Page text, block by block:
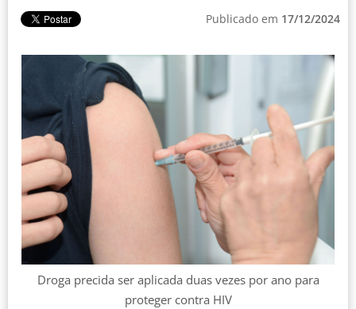
Publicado em 17/12/2024
Droga precida ser aplicada duas vezes por ano para
proteger contra HIV